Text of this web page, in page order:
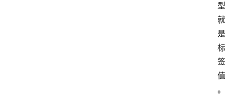
型
就
是
标
签
值
。